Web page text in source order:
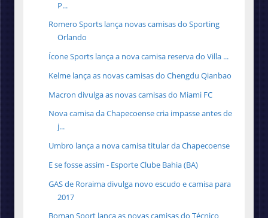
P...
Romero Sports lança novas camisas do Sporting
Orlando
Ícone Sports lança a nova camisa reserva do Villa ...
Kelme lança as novas camisas do Chengdu Qianbao
Macron divulga as novas camisas do Miami FC
Nova camisa da Chapecoense cria impasse antes de
j...
Umbro lança a nova camisa titular da Chapecoense
E se fosse assim - Esporte Clube Bahia (BA)
GAS de Roraima divulga novo escudo e camisa para
2017
Boman Sport lança as novas camisas do Técnico